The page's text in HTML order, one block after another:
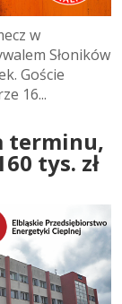
w
Słoników
Goście
16...
terminu,
tys. zł